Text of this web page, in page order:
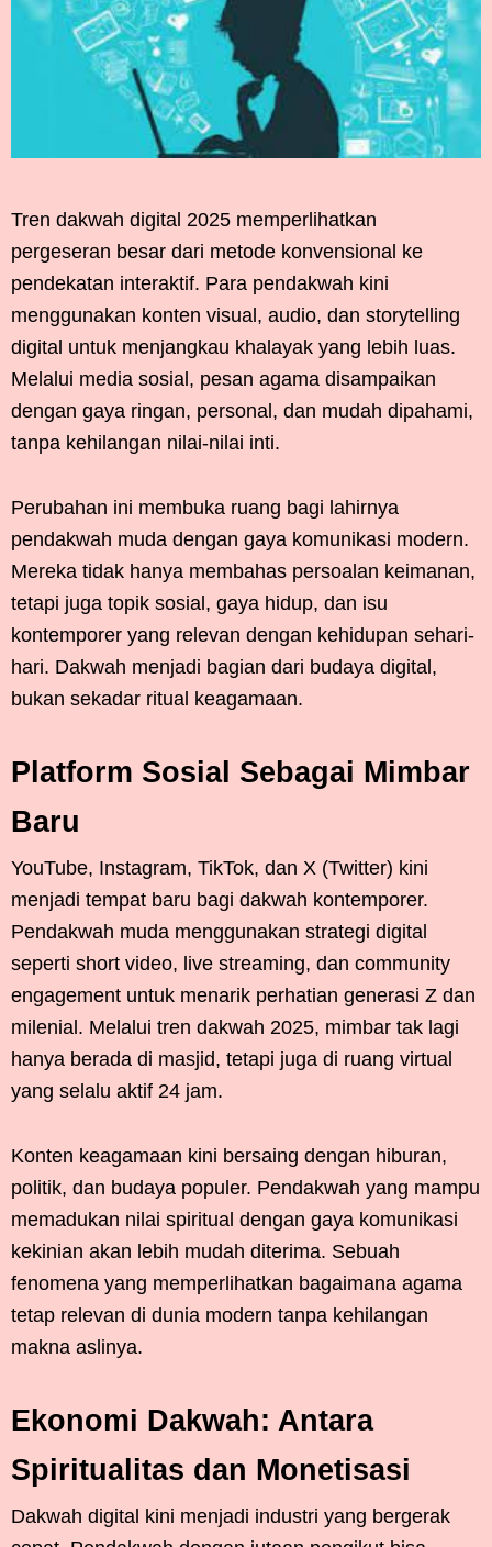
Tren dakwah digital 2025 memperlihatkan
pergeseran besar dari metode konvensional ke
pendekatan interaktif. Para pendakwah kini
menggunakan konten visual, audio, dan storytelling
digital untuk menjangkau khalayak yang lebih luas.
Melalui media sosial, pesan agama disampaikan
dengan gaya ringan, personal, dan mudah dipahami,
tanpa kehilangan nilai-nilai inti.
Perubahan ini membuka ruang bagi lahirnya
pendakwah muda dengan gaya komunikasi modern.
Mereka tidak hanya membahas persoalan keimanan,
tetapi juga topik sosial, gaya hidup, dan isu
kontemporer yang relevan dengan kehidupan sehari-
hari. Dakwah menjadi bagian dari budaya digital,
bukan sekadar ritual keagamaan.
Platform Sosial Sebagai Mimbar
Baru
YouTube, Instagram, TikTok, dan X (Twitter) kini
menjadi tempat baru bagi dakwah kontemporer.
Pendakwah muda menggunakan strategi digital
seperti short video, live streaming, dan community
engagement untuk menarik perhatian generasi Z dan
milenial. Melalui tren dakwah 2025, mimbar tak lagi
hanya berada di masjid, tetapi juga di ruang virtual
yang selalu aktif 24 jam.
Konten keagamaan kini bersaing dengan hiburan,
politik, dan budaya populer. Pendakwah yang mampu
memadukan nilai spiritual dengan gaya komunikasi
kekinian akan lebih mudah diterima. Sebuah
fenomena yang memperlihatkan bagaimana agama
tetap relevan di dunia modern tanpa kehilangan
makna aslinya.
Ekonomi Dakwah: Antara
Spiritualitas dan Monetisasi
Dakwah digital kini menjadi industri yang bergerak